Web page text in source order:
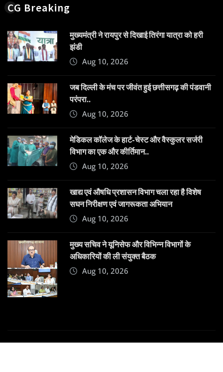
CG Breaking
मुख्यमंत्री ने रायपुर से दिखाई तिरंगा यात्रा को हरी
झंडी
Aug 10, 2026
जब दिल्ली के मंच पर जीवंत हुई छत्तीसगढ़ की पंडवानी
परंपरा..
Aug 10, 2026
​मेडिकल कॉलेज के हार्ट-चेस्ट और वैस्कुलर सर्जरी
विभाग का एक और कीर्तिमान..
Aug 10, 2026
खाद्य एवं औषधि प्रशासन विभाग चला रहा है विशेष
सघन निरीक्षण एवं जागरूकता अभियान
Aug 10, 2026
मुख्य सचिव ने यूनिसेफ और विभिन्न विभागों के
अधिकारियों की ली संयुक्त बैठक
Aug 10, 2026